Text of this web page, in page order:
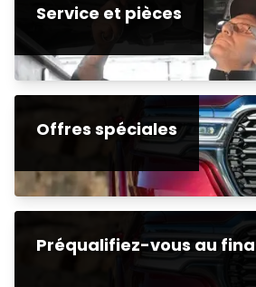
Service et pièces
Offres spéciales
Préqualifiez-vous au